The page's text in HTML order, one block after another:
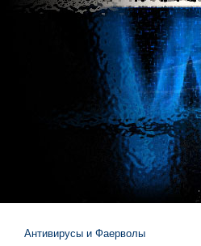
Антивирусы и Фаерволы